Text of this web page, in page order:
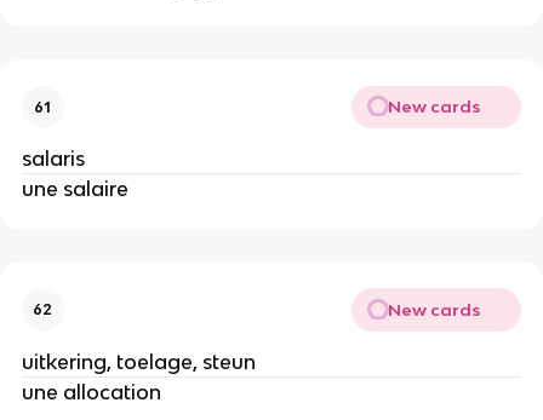
61 New cards
salaris
une salaire
62 New cards
uitkering, toelage, steun
une allocation